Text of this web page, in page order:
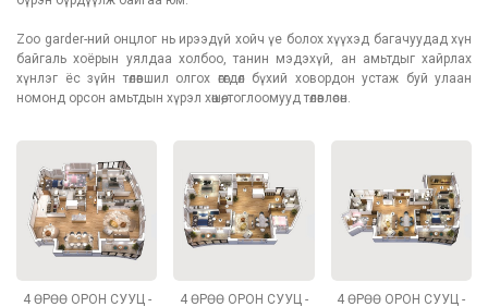
Zoo garder-ний онцлог нь ирээдүй хойч үе болох хүүхэд багачуудад хүн
байгаль хоёрын уялдаа холбоо, танин мэдэхүй, ан амьтдыг хайрлах
хүнлэг ёс зүйн төлөвшил олгох өгөгдөл бүхий ховордон устаж буй улаан
номонд орсон амьтдын хүрэл хөшөө, тоглоомууд төлөвлөсөн.
4 ӨРӨӨ ОРОН СУУЦ -
4 ӨРӨӨ ОРОН СУУЦ -
4 ӨРӨӨ ОРОН СУУЦ -